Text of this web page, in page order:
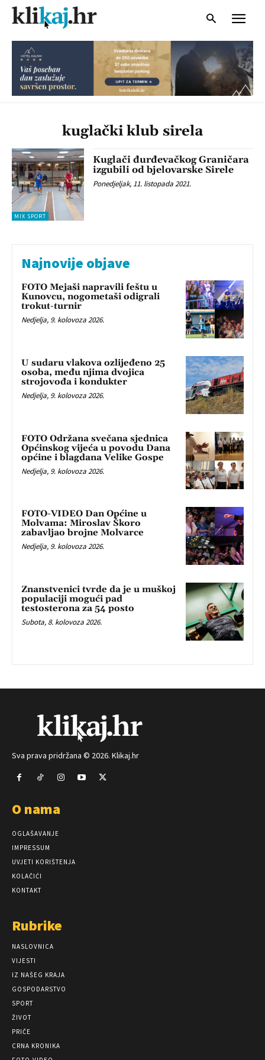
kuglački klub sirela
MIX SPORT
Kuglači đurđevačkog Graničara
izgubili od bjelovarske Sirele
Ponedjeljak, 11. listopada 2021.
Najnovije objave
FOTO Mejaši napravili feštu u
Kunovcu, nogometaši odigrali
trokut-turnir
Nedjelja, 9. kolovoza 2026.
U sudaru vlakova ozlijeđeno 25
osoba, među njima dvojica
strojovođa i kondukter
Nedjelja, 9. kolovoza 2026.
FOTO Održana svečana sjednica
Općinskog vijeća u povodu Dana
općine i blagdana Velike Gospe
Nedjelja, 9. kolovoza 2026.
FOTO-VIDEO Dan Općine u
Molvama: Miroslav Škoro
zabavljao brojne Molvarce
Nedjelja, 9. kolovoza 2026.
Znanstvenici tvrde da je u muškoj
populaciji mogući pad
testosterona za 54 posto
Subota, 8. kolovoza 2026.
Sva prava pridržana © 2026. Klikaj.hr
O nama
OGLAŠAVANJE
IMPRESSUM
UVJETI KORIŠTENJA
KOLAČIĆI
KONTAKT
Rubrike
NASLOVNICA
VIJESTI
IZ NAŠEG KRAJA
GOSPODARSTVO
SPORT
ŽIVOT
PRIČE
CRNA KRONIKA